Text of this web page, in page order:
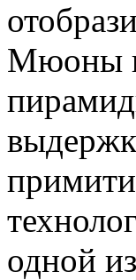
Мюоны
одной